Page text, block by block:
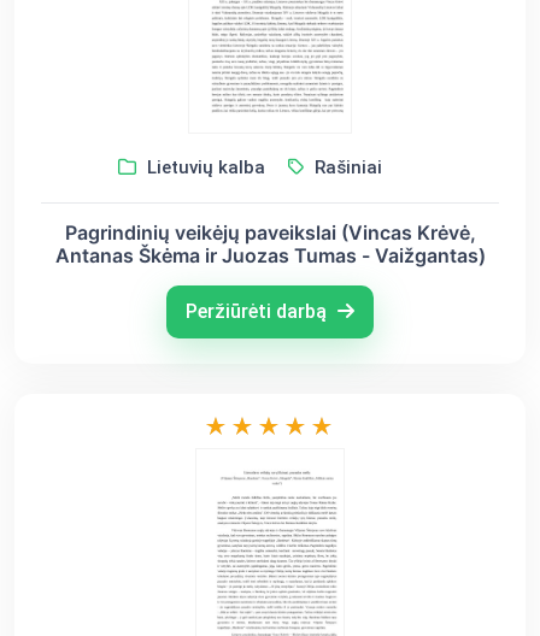
Lietuvių kalba Rašiniai
Pagrindinių veikėjų paveikslai (Vincas Krėvė,
Antanas Škėma ir Juozas Tumas - Vaižgantas)
Peržiūrėti darbą